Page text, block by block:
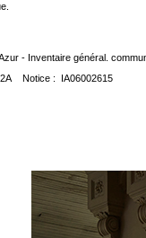
- Inventaire général.
Notice : IA06002615